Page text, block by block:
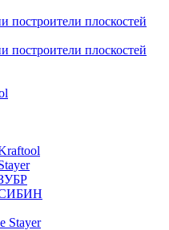
построители плоскостей
построители плоскостей
СИБИН
Stayer